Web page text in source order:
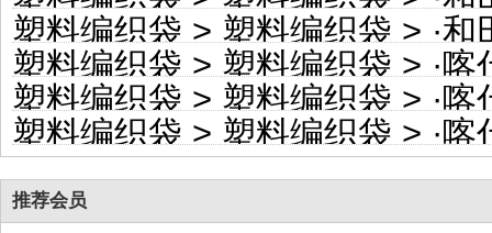
塑料编织袋>塑料编织袋> ·和田
塑料编织袋>塑料编织袋> ·喀什
塑料编织袋>塑料编织袋> ·喀什
塑料编织袋>塑料编织袋> ·喀什
推荐会员